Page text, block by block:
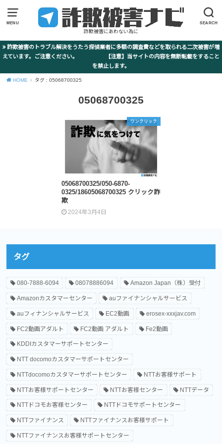
MENU SEARCH
詐欺被害にあわない為に
詐欺被害のトラブル解決をうたう探偵業者に多額の調査費などを取られる二次被害が増
えています。ご注意ください。 【注意】当サイトの内容を無断転載をすること
を禁止します。
HOME タグ : 05068700325
05068700325
ワンクリック
05068700325/050-6870-
0325/18605068700325 クリック詐
欺
2024年3月4日
タグ
080-7888-6094 08078886094 Amazon Japan（株）受付
Amazonカスタマーセンター auファイナンシャルサービス
auフィナンシャルサービス EC2動画 erosex-xxxjav.com
FC2動画アダルト FC2動画 アダルト Fe2動画
KDDIカスタマーサポートセンター
NTT docomoカスタマーサポートセンター
NTTdocomoカスタマーサポートセンター NTTお客様サポート
NTTお客様サポートセンター NTTお客様センター NTTデータ
NTTドコモお客様センター NTTドコモサポートセンター
NTTファイナンス NTTファイナンスお客様サポート
NTTファイナンスお客様サポートセンター